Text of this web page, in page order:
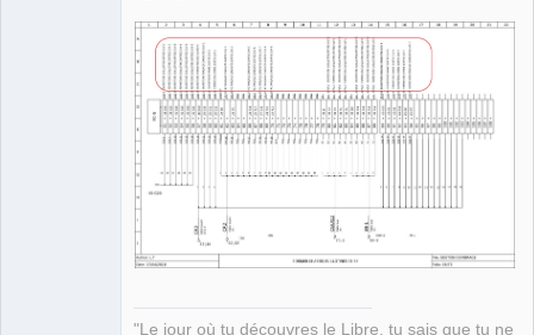
"Le jour où tu découvres le Libre, tu sais que tu ne